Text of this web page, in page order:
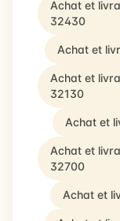
Achat et
32430
Achat et
Achat et
32130
Achat et
Achat et
32700
Achat et